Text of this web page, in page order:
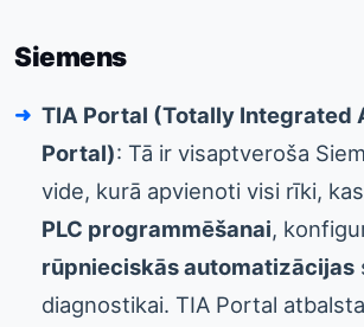
Siemens
TIA Portal (Totally Integrated
Portal): Tā ir visaptveroša
vide, kurā apvienoti visi rīki,
PLC programmēšanai,
rūpnieciskās automatizācijas
diagnostikai. TIA Portal